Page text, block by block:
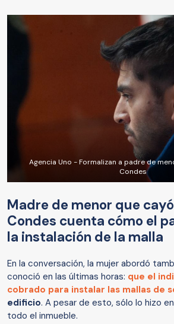
Agencia Uno - Formalizan a padre de
Condes
Madre de menor que
Condes cuenta cómo el
la instalación de la malla
En la conversación, la mujer abordó
conoció en las últimas horas: que el
cobrado para instalar las mallas de
edificio. A pesar de esto, sólo lo hizo
todo el inmueble.